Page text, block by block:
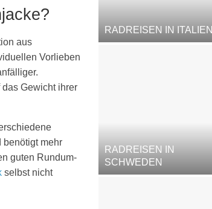
aus
Vorlieben
Gewicht ihrer
benötigt mehr
guten Rundum-
selbst nicht
RADREISEN IN ITALIEN
RADREISEN IN
SCHWEDEN